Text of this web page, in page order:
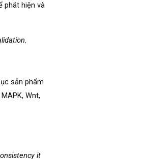
phát hiện và
sản phẩm
Wnt,
it